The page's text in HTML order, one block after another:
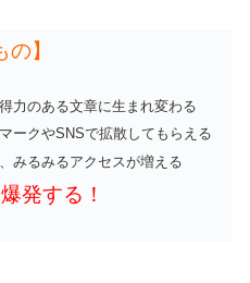
】
力のある文章に生まれ変わる
ークやSNSで拡散してもらえる
みるみるアクセスが増える
発する！